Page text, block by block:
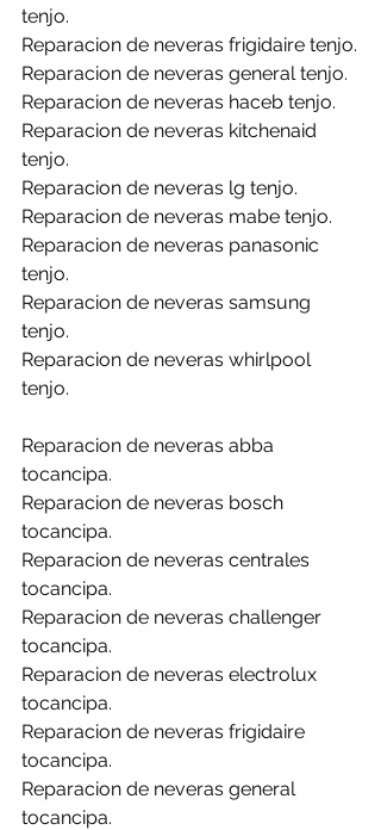
tenjo.
Reparacion de neveras frigidaire tenjo.
Reparacion de neveras general tenjo.
Reparacion de neveras haceb tenjo.
Reparacion de neveras kitchenaid
tenjo.
Reparacion de neveras lg tenjo.
Reparacion de neveras mabe tenjo.
Reparacion de neveras panasonic
tenjo.
Reparacion de neveras samsung
tenjo.
Reparacion de neveras whirlpool
tenjo.
Reparacion de neveras abba
tocancipa.
Reparacion de neveras bosch
tocancipa.
Reparacion de neveras centrales
tocancipa.
Reparacion de neveras challenger
tocancipa.
Reparacion de neveras electrolux
tocancipa.
Reparacion de neveras frigidaire
tocancipa.
Reparacion de neveras general
tocancipa.